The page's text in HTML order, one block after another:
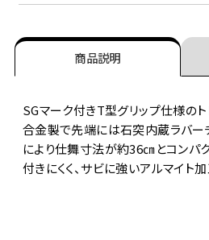
商品説明
SGマーク付きT型グリップ仕様のト
合金製で先端には石突内蔵ラバー
により仕舞寸法が約36㎝とコンパ
付きにくく、サビに強いアルマイト